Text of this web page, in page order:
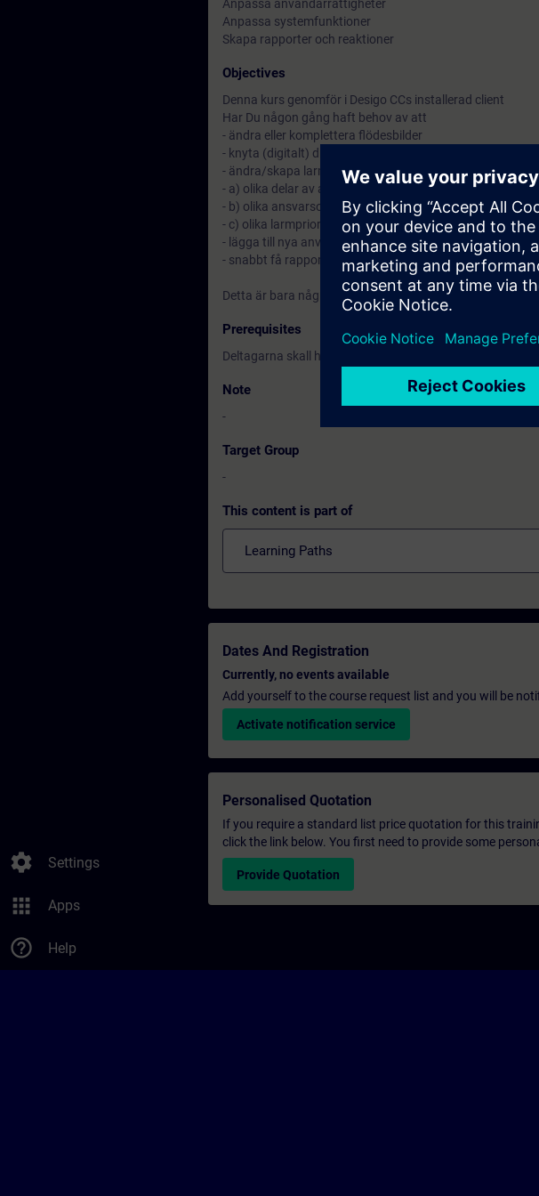
settings Settings
apps Apps
help_outline Help
Anpassa användarrättigheter
Anpassa systemfunktioner
Skapa rapporter och reaktioner
Objectives
Denna kurs genomför i Desigo CCs installerad client
Har Du någon gång haft behov av att
- ändra eller komplettera flödesbilder
- knyta (digitalt) driftkort/funktionsbeskrivning till
- ändra/skapa larmstyrningar från
- a) olika delar av anläggningen
- b) olika ansvarsområden
- c) olika larmprioriteter
- lägga till nya användare i Desigo CC, eller ändra
- snabbt få rapporter om driftstatus i olika
Detta är bara några av de funktioner som du får lära dig
Prerequisites
Deltagarna skall ha genomfört grundkurs
Note
-
Target Group
-
This content is part of
Learning Paths
Dates And Registration
Currently, no events available
Add yourself to the course request list and you will be
Activate notification service
Personalised Quotation
If you require a standard list price quotation for this
click the link below. You first need to provide some
Provide Quotation